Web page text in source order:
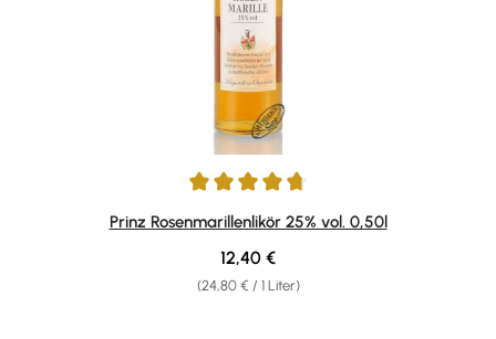
Durchschnittliche Bewertung von 4.84 von 5 Sternen
Prinz Rosenmarillenlikör 25% vol. 0,50l
(24,80 € / 1 Liter)
Regulärer Preis:
12,40 €